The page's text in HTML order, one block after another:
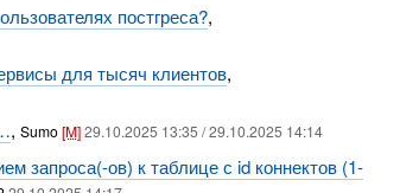
постгреса?,
для тысяч клиентов,
,Sumo[M]29.10.2025 13:35 / 29.10.2025 14:14
запроса(-ов) к таблице с id коннектов (1-